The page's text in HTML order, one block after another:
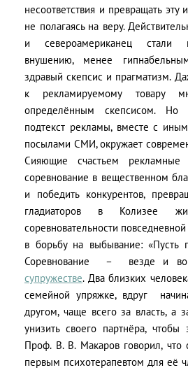
несоответствия и превращать
не полагаясь на веру.
и североамериканец стали
внушению, менее
здравый скепсис и прагматизм.
к рекламируемому товару
определённым скепсисом. Но
подтекст рекламы, вместе с
посылами СМИ, окружает
Сияющие счастьем рекламные
соревнование в вещественном
и победить конкурентов,
гладиаторов в Колизее
соревновательности
в борьбу на выбывание: «Пусть
Соревнование – везде и во
супружестве. Два близких
семейной упряжке, вдруг
другом, чаще всего за власть, а
унизить своего партнёра, чтобы
Проф. В. В. Макаров говорил,
первым психотерапевтом для её